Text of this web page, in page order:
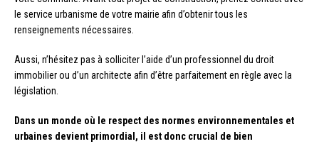
le service urbanisme de votre mairie afin d’obtenir tous les
renseignements nécessaires.
Aussi, n’hésitez pas à solliciter l’aide d’un professionnel du droit
immobilier ou d’un architecte afin d’être parfaitement en règle avec la
législation.
Dans un monde où le respect des normes environnementales et
urbaines devient primordial, il est donc crucial de bien